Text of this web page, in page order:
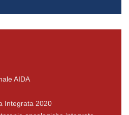
AIDA
Integrata 2020